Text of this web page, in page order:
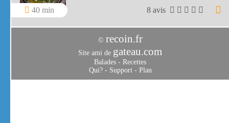
40 min 8 avis
© recoin.fr
Site ami de gateau.com
Balades - Recettes
Qui?- Support- Plan